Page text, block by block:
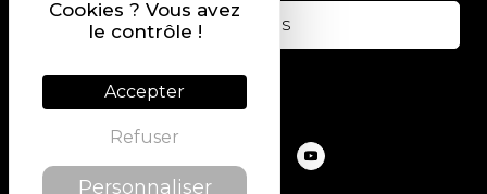
Cookies ? Vous avez
le contrôle !
Accepter
Refuser
Personnaliser
Suivez-nous sur